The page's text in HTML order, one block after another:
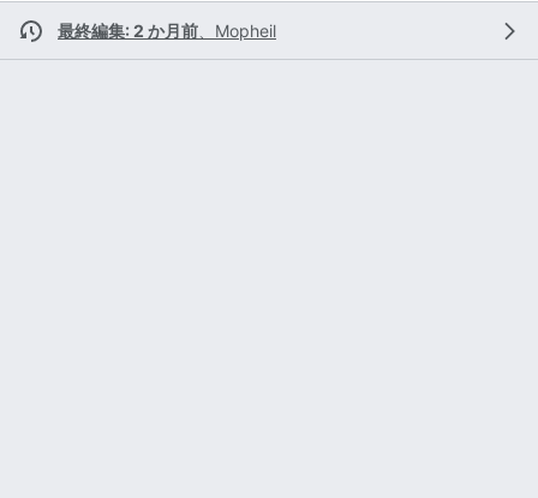
最終編集: 2 か月前 Mopheil